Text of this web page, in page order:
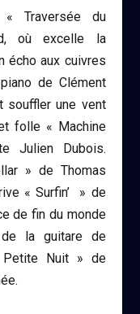
Traversée du
où excelle la
écho aux cuivres
de Clément
souffler une vent
folle « Machine
Julien Dubois.
» de Thomas
« Surfin’ » de
de fin du monde
la guitare de
Petite Nuit » de